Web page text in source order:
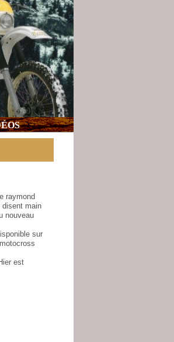
raymond
disent main
nouveau
sur
est